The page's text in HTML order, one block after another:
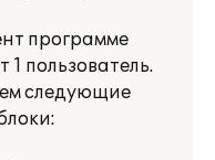
программе
пользователь.
следующие